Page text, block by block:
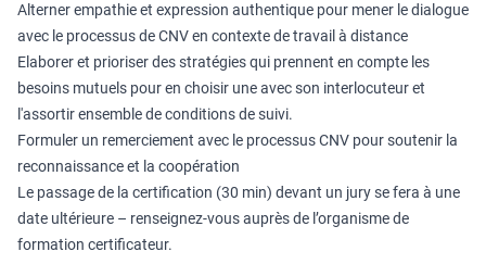
Alterner empathie et expression authentique pour mener le dialogue
avec le processus de CNV en contexte de travail à distance
Elaborer et prioriser des stratégies qui prennent en compte les
besoins mutuels pour en choisir une avec son interlocuteur et
l'assortir ensemble de conditions de suivi.
Formuler un remerciement avec le processus CNV pour soutenir la
reconnaissance et la coopération
Le passage de la certification (30 min) devant un jury se fera à une
date ultérieure – renseignez-vous auprès de l’organisme de
formation certificateur.